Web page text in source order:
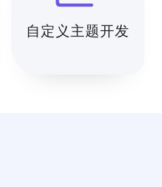
自定义主题开发